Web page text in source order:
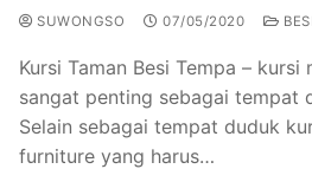
SUWONGSO 07/05/2020
Kursi Taman Besi Tempa – kursi
sangat penting sebagai tempat
Selain sebagai tempat duduk
furniture yang harus…